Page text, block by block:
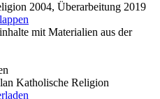
2004, Überarbeitung 2019
mit Materialien aus der
Katholische Religion